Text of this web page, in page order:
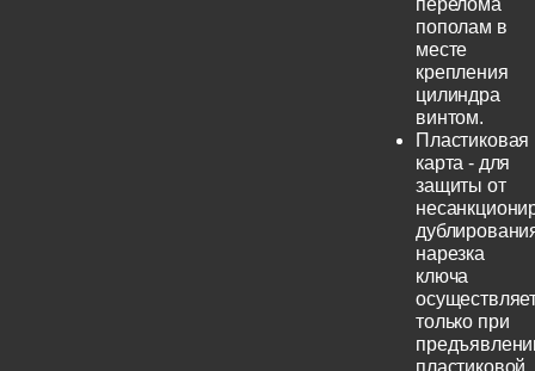
перелома
пополам в
месте
крепления
цилиндра
винтом.
Пластиковая
карта - для
защиты от
нарезка
ключа
только при